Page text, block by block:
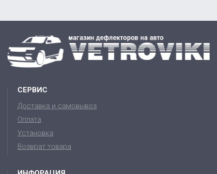
СЕРВИС
Доставка и самовывоз
Оплата
Установка
Возврат товара